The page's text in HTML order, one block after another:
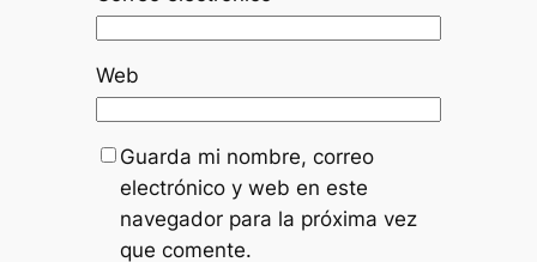
Web
Guarda mi nombre, correo
electrónico y web en este
navegador para la próxima vez
que comente.